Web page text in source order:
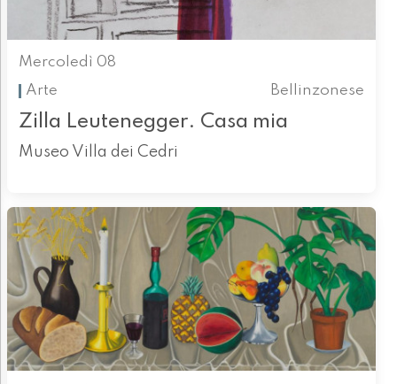
Mercoledì 08
Arte
Bellinzonese
Zilla Leutenegger. Casa mia
Museo Villa dei Cedri